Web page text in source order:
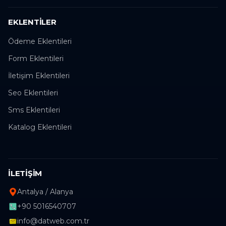
EKLENTILER
Ödeme Eklentileri
Form Eklentileri
İletişim Eklentileri
Seo Eklentileri
Sms Eklentileri
Katalog Eklentileri
İLETIŞIM
Antalya / Alanya
+90 5016540707
info@datweb.com.tr